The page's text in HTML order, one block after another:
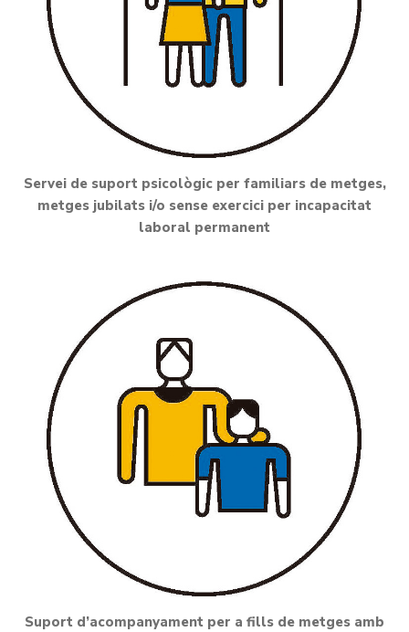
Servei de suport psicològic per familiars de metges,
metges jubilats i/o sense exercici per incapacitat
laboral permanent
Suport d’acompanyament per a fills de metges amb